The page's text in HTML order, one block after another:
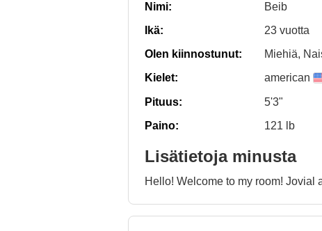
Nimi:
Beib
Ikä:
23 vuotta
Olen kiinnostunut:
Miehiä,
Kielet:
american
Pituus:
5'3"
Paino:
121 lb
Lisätietoja minusta
Hello! Welcome to my room! Jovial